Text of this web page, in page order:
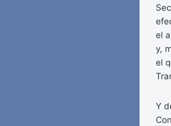
el
y,
el
Y